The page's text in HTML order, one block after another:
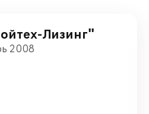
Лизинг"
2008